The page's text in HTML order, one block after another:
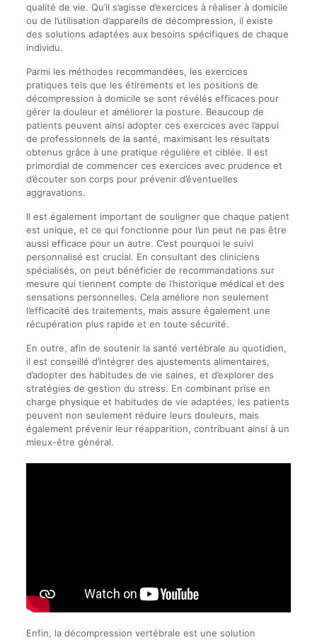
qualité de vie. Qu’il s’agisse d’exercices à réaliser à domicile
ou de l’utilisation d’appareils de décompression, il existe
des solutions adaptées aux besoins spécifiques de chaque
individu.
Parmi les méthodes recommandées, les exercices
pratiques tels que les étirements et les positions de
décompression à domicile se sont révélés efficaces pour
gérer la douleur et améliorer la posture. Beaucoup de
patients peuvent ainsi adopter ces exercices avec l’appui
de professionnels de la santé, maximisant les résultats
obtenus grâce à une pratique régulière et ciblée. Il est
primordial de commencer ces exercices avec prudence et
d’écouter son corps pour prévenir d’éventuelles
aggravations.
Il est également important de souligner que chaque patient
est unique, et ce qui fonctionne pour l’un peut ne pas être
aussi efficace pour un autre. C’est pourquoi le suivi
personnalisé est crucial. En consultant des cliniciens
spécialisés, on peut bénéficier de recommandations sur
mesure qui tiennent compte de l’historique médical et des
sensations personnelles. Cela améliore non seulement
l’efficacité des traitements, mais assure également une
récupération plus rapide et en toute sécurité.
En outre, afin de soutenir la santé vertébrale au quotidien,
il est conseillé d’intégrer des ajustements alimentaires,
d’adopter des habitudes de vie saines, et d’explorer des
stratégies de gestion du stress. En combinant prise en
charge physique et habitudes de vie adaptées, les patients
peuvent non seulement réduire leurs douleurs, mais
également prévenir leur réapparition, contribuant ainsi à un
mieux-être général.
Enfin, la décompression vertébrale est une solution